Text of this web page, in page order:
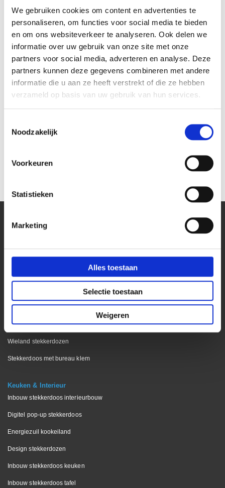
We gebruiken cookies om content en advertenties te
personaliseren, om functies voor social media te bieden
en om ons websiteverkeer te analyseren. Ook delen we
informatie over uw gebruik van onze site met onze
partners voor social media, adverteren en analyse. Deze
partners kunnen deze gegevens combineren met andere
informatie die u aan ze heeft verstrekt of die ze hebben
verzameld op basis van uw gebruik van hun services.
Noodzakelijk
Voorkeuren
Statistieken
Marketing
Alles toestaan
Selectie toestaan
Weigeren
USB A+C lader, bladklem+voet
€ 103,30
USB A+C lader, bladklem wit
Bekijk onze blog pagina
Stekkerdoos vergadertafels
Stekkerdoos voor op bureau
Wieland stekkerdozen
Stekkerdoos met bureau klem
Keuken & Interieur
Inbouw stekkerdoos interieurbouw
Digitel pop-up stekkerdoos
Energiezuil kookeiland
Design stekkerdozen
Inbouw stekkerdoos keuken
Inbouw stekkerdoos tafel